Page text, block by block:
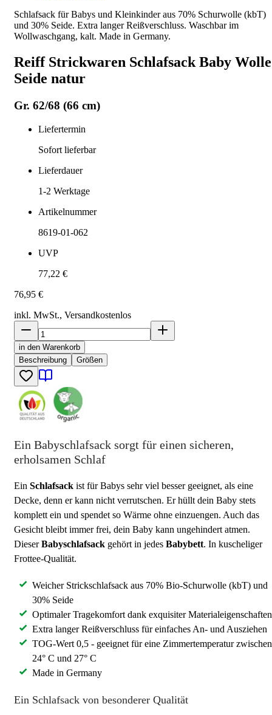
Schlafsack für Babys und Kleinkinder aus 70% Schurwolle (kbT)
und 30% Seide. Extra langer Reißverschluss. Waschbar im
Wollwaschgang, kalt. Made in Germany.
Reiff Strickwaren Schlafsack Baby Wolle
Seide natur
Gr. 62/68 (66 cm)
Liefertermin
Sofort lieferbar
Lieferdauer
1-2 Werktage
Artikelnummer
8619-01-062
UVP
77,22 €
76,95 €
inkl. MwSt., Versandkostenlos
in den Warenkorb
Beschreibung
Größen
Ein Babyschlafsack sorgt für einen sicheren,
erholsamen Schlaf
Ein Schlafsack ist für Babys sehr viel besser geeignet, als eine
Decke, denn er kann nicht verrutschen. Er hüllt dein Baby stets
komplett ein und spendet so Wärme ohne einzuengen. Auch das
Gesicht bleibt immer frei, dein Baby kann ungehindert atmen.
DieserBabyschlafsack gehört in jedes Babybett. In kuscheliger
Frottee-Qualität.
Weicher Strickschlafsack aus 70% Bio-Schurwolle (kbT) und
30% Seide
Optimaler Tragekomfort dank exquisiter Materialeigenschaften
Extra langer Reißverschluss für einfaches An- und Ausziehen
TOG-Wert 0,5 - geeignet für eine Zimmertemperatur zwischen
24° C und 27° C
Made in Germany
Ein Schlafsack von besonderer Qualität